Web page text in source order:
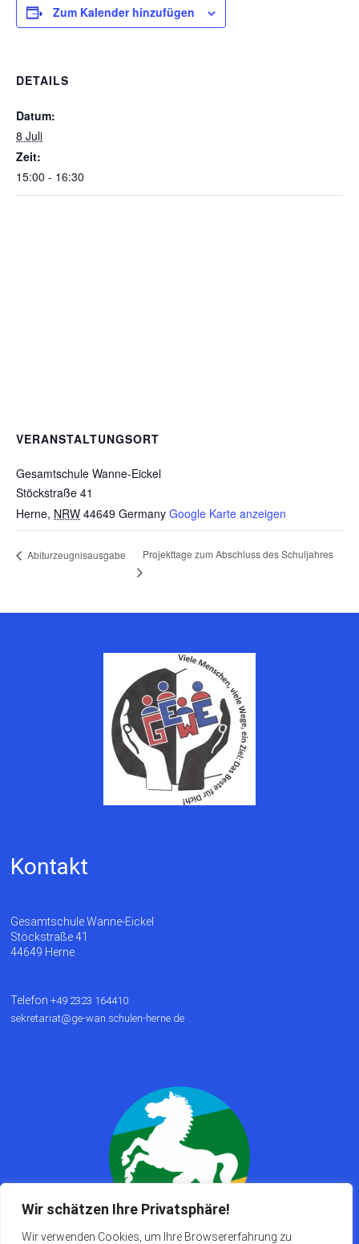
Wir schätzen Ihre Privatsphäre!
Wir verwenden Cookies, um Ihre Browsererfahrung zu
Zum Kalender hinzufügen
DETAILS
Datum:
8 Juli
Zeit:
15:00 - 16:30
VERANSTALTUNGSORT
Gesamtschule Wanne-Eickel
Stöckstraße 41
Herne, NRW 44649 Germany Google Karte anzeigen
Abiturzeugnisausgabe Projekttage zum Abschluss des Schuljahres
Kontakt
Gesamtschule Wanne-Eickel
Stöckstraße 41
44649 Herne
Telefon+49 2323 164410
sekretariat@ge-wan.schulen-herne.de